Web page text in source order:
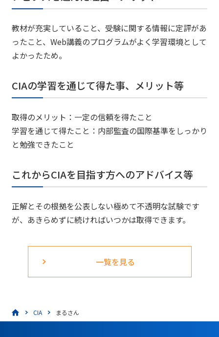
教材が充実していること、受験に関する情報に定評があ
ったこと、Web講義のプログラムがよく学習環境として
よかったため。
CIAの学習を通じて得た事、メリット等
取得のメリット：一定の信頼を得たこと
学習を通じて得たこと：内部監査の国際基準をしっかり
と勉強できたこと
これからCIAを目指す方へのアドバイス等
正解とその根拠を公表しない極めて不透明な試験です
が、あきらめずに続ければいつかは取得できます。
一覧を見る
CIA まるさん